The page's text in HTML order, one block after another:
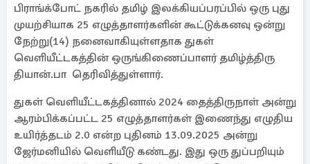
பிராங்க்போட் நகரில் தமிழ் இலக்கியப்பரப்பில் ஒரு புது
முயற்சியாக 25 எழுத்தாளர்களின் கூட்டுக்கனவு ஒன்று
நேற்று(14) நனைவாகியுள்ளதாக துகள்
வெளியீட்டகத்தின் ஒருங்கிணைப்பாளர் தமிழ்த்திரு
தியான்.பா தெரிவித்துள்ளார்.
துகள் வெளியீட்டகத்தினால் 2024 தைத்திருநாள் அன்று
ஆரம்பிக்கப்பட்ட 25 எழுத்தாளர்கள் இணைந்து எழுதிய
உயிர்த்தடம் 2.0 என்ற புதினம் 13.09.2025 அன்று
ஜேர்மனியில் வெளியீடு கண்டது. இது ஒரு துப்பறியும்